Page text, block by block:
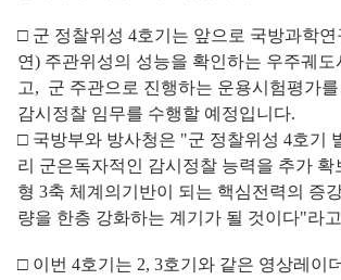
□ 군 정찰위성 4호기는 앞으로 국방과학
연) 주관위성의 성능을 확인하는 우주궤
고, 군 주관으로 진행하는 운용시험평가
감시정찰 임무를 수행할 예정입니다.
□ 국방부와 방사청은 "군 정찰위성 4호기
리 군은독자적인 감시정찰 능력을 추가 확
형 3축 체계의기반이 되는 핵심전력의 증
량을 한층 강화하는 계기가 될 것이다"라
□ 이번 4호기는 2, 3호기와 같은 영상레이